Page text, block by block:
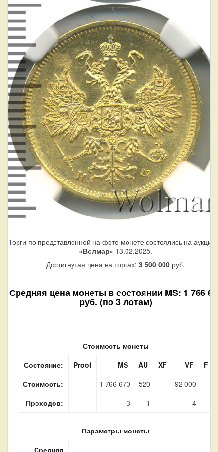
Торги по представленной на фото монете состоялись на
«Волмар» 13.02.2025.
Достигнутая цена на торгах: 3 500 000 руб.
Средняя цена монеты в состоянии MS: 1 766
руб. (по 3 лотам)
Стоимость монеты
Состояние:
Proof MS AU XF VF
F
Стоимость:
1 766 670 520
92 000
Проходов:
3 1 4
Параметры монеты
Средняя